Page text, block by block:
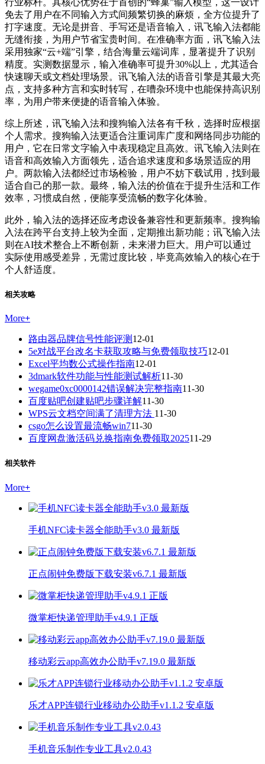
免去了用户在不同输入方式间频繁切换的麻烦，全方位提升了
打字速度。无论是拼音、手写还是语音输入，讯飞输入法都能
无缝衔接，为用户节省宝贵时间。在准确率方面，讯飞输入法
采用独家“云+端”引擎，结合海量云端词库，显著提升了识别
精度。实测数据显示，输入准确率可提升30%以上，尤其适合
快速聊天或文档处理场景。讯飞输入法的语音引擎是其最大亮
点，支持多种方言和实时转写，在嘈杂环境中也能保持高识别
率，为用户带来便捷的语音输入体验。
综上所述，讯飞输入法和搜狗输入法各有千秋，选择时应根据
个人需求。搜狗输入法更适合注重词库广度和网络同步功能的
用户，它在日常文字输入中表现稳定且高效。讯飞输入法则在
语音和高效输入方面领先，适合追求速度和多场景适应的用
户。两款输入法都经过市场检验，用户不妨下载试用，找到最
适合自己的那一款。最终，输入法的价值在于提升生活和工作
效率，习惯成自然，便能享受流畅的数字化体验。
此外，输入法的选择还应考虑设备兼容性和更新频率。搜狗输
入法在跨平台支持上较为全面，定期推出新功能；讯飞输入法
则在AI技术整合上不断创新，未来潜力巨大。用户可以通过
实际使用感受差异，无需过度比较，毕竟高效输入的核心在于
个人舒适度。
相关攻略
More+
路由器品牌信号性能评测 12-01
5e对战平台改名卡获取攻略与免费领取技巧12-01
Excel平均数公式操作指南12-01
3dmark软件功能与性能测试解析11-30
wegame0xc0000142错误解决完整指南11-30
百度贴吧创建贴吧步骤详解11-30
WPS云文档空间满了清理方法 11-30
csgo怎么设置最流畅win711-30
百度网盘激活码兑换指南免费领取202511-29
相关软件
More+
手机NFC读卡器全能助手v3.0 最新版
正点闹钟免费版下载安装v6.7.1 最新版
微掌柜快递管理助手v4.9.1 正版
移动彩云app高效办公助手v7.19.0 最新版
乐才APP连锁行业移动办公助手v1.1.2 安卓版
手机音乐制作专业工具v2.0.43